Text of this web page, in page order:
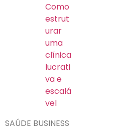
Como
estrut
urar
uma
clínica
lucrati
va e
escalá
vel
SAÚDE BUSINESS